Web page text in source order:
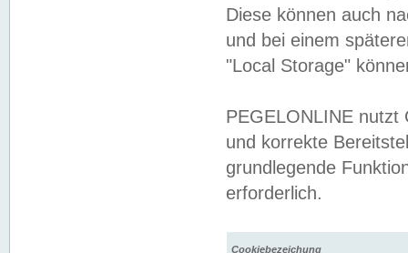
Diese können auch
und bei einem
"Local Storage"
PEGELONLINE nutzt
und korrekte
grundlegende
erforderlich.
Cookiebezeichung